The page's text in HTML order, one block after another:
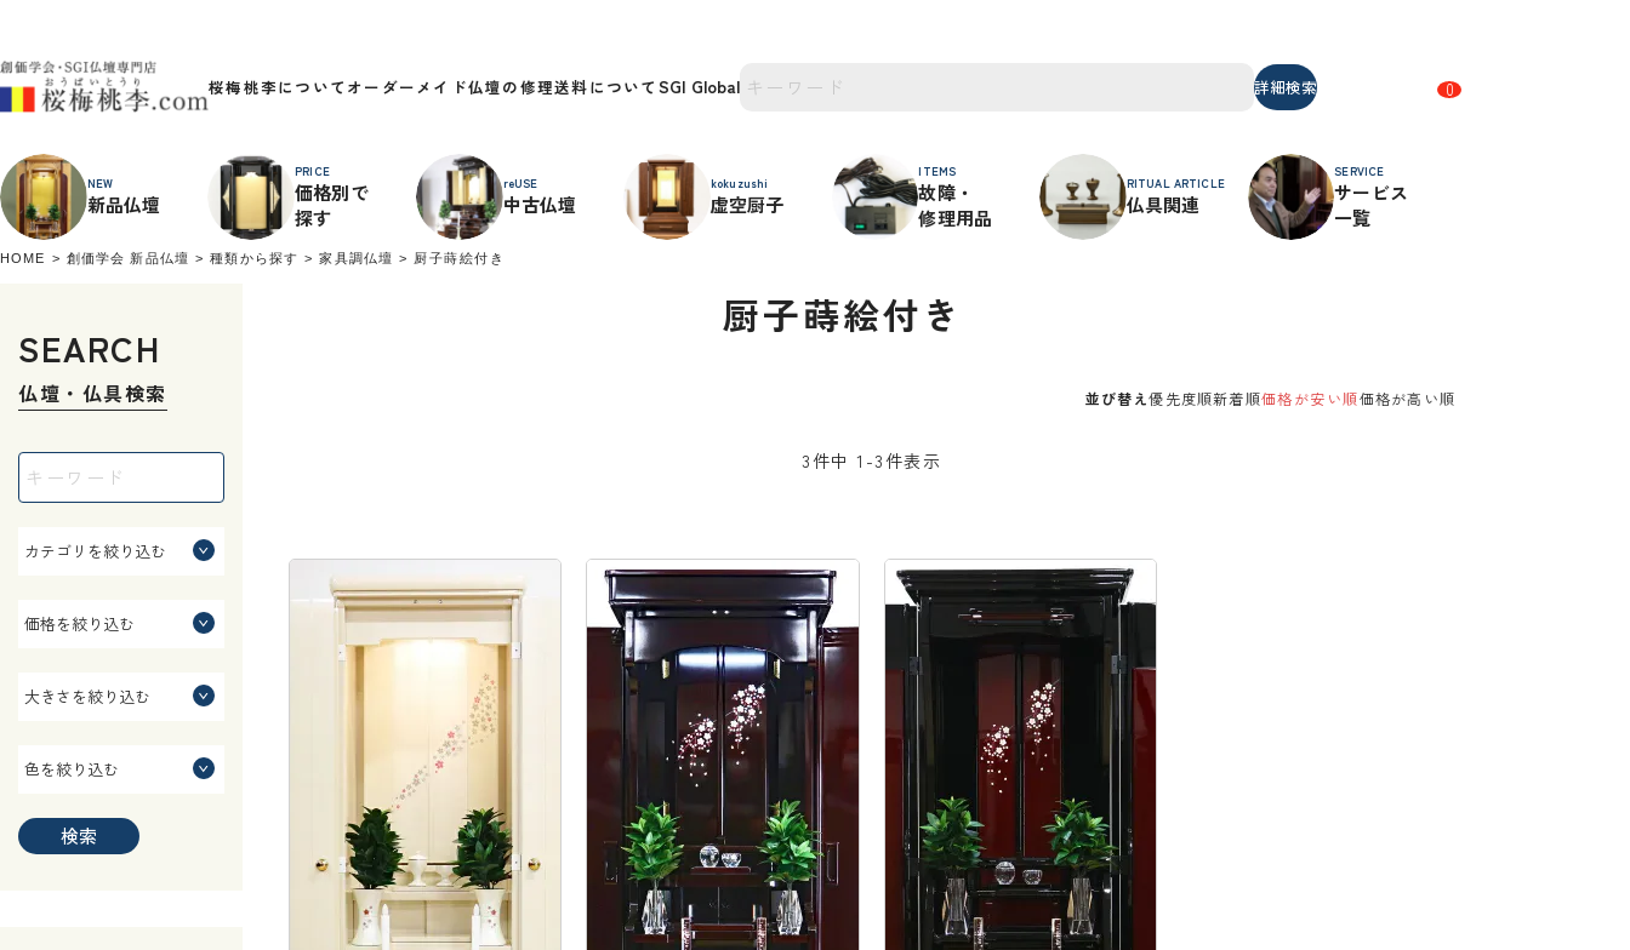
桜梅桃李について オーダーメイド仏壇の修理送料について 詳細検索 0
NEW
新品仏壇
PRICE
価格別で
探す
reUSE
中古仏壇
kokuzushi
虚空厨子
ITEMS
故障・
修理用品
RITUAL ARTICLE
仏具関連
SERVICE
サービス
一覧
HOME 創価学会 新品仏壇 種類から探す 家具調仏壇 厨子蒔絵付き
SEARCH
仏壇・仏具検索
検索
厨子蒔絵付き
並び替え優先度順新着順価格が安い順価格が高い順
3件中 1 -3件表示